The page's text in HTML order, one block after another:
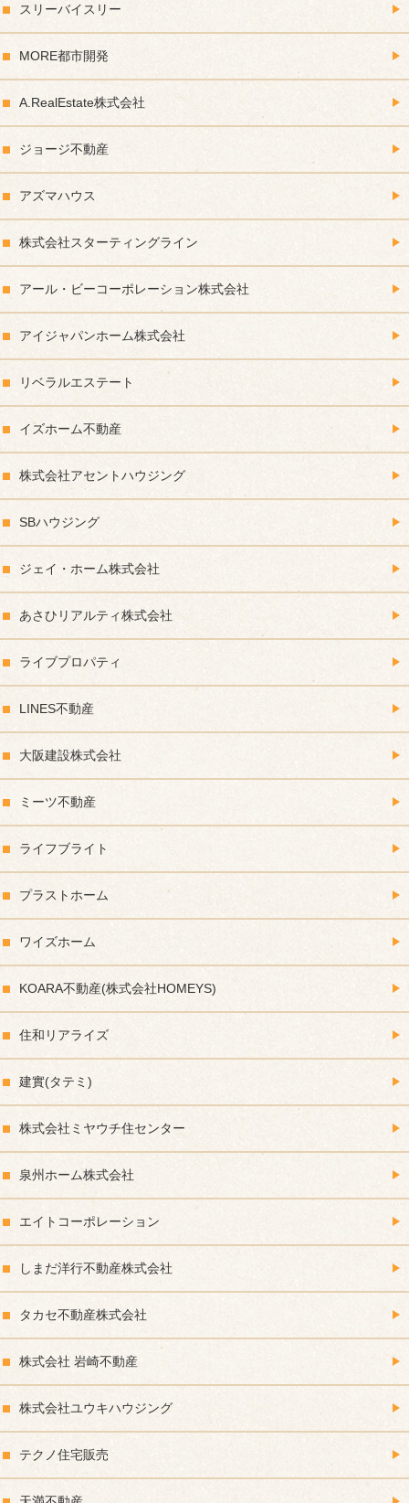
スリーバイスリー
MORE都市開発
A.RealEstate株式会社
ジョージ不動産
アズマハウス
株式会社スターティングライン
アール・ビーコーポレーション株式会社
アイジャパンホーム株式会社
リベラルエステート
イズホーム不動産
株式会社アセントハウジング
SBハウジング
ジェイ・ホーム株式会社
あさひリアルティ株式会社
ライブプロパティ
LINES不動産
大阪建設株式会社
ミーツ不動産
ライフブライト
プラストホーム
ワイズホーム
KOARA不動産(株式会社HOMEYS)
住和リアライズ
建實(タテミ)
株式会社ミヤウチ住センター
泉州ホーム株式会社
エイトコーポレーション
しまだ洋行不動産株式会社
タカセ不動産株式会社
株式会社 岩崎不動産
株式会社ユウキハウジング
テクノ住宅販売